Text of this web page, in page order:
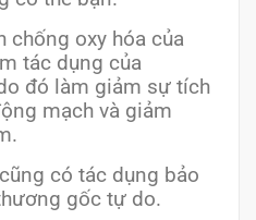
chống oxy hóa của
tác dụng của
đó làm giảm sự tích
mạch và giảm
có tác dụng bảo
gốc tự do.